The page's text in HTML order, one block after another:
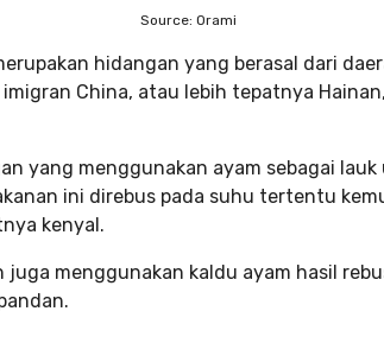
Source: Orami
hidangan yang berasal dari
China, atau lebih tepatnya
yang menggunakan ayam sebagai
ini direbus pada suhu tertentu
kenyal.
menggunakan kaldu ayam hasil